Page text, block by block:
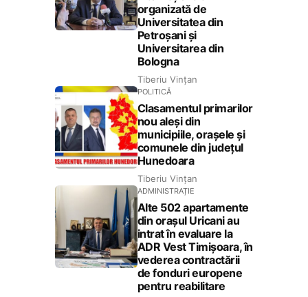
organizată de
Universitatea din
Petroșani și
Universitarea din
Bologna
Tiberiu Vințan
POLITICĂ
Clasamentul primarilor
nou aleși din
municipiile, orașele și
comunele din județul
Hunedoara
Tiberiu Vințan
ADMINISTRAȚIE
Alte 502 apartamente
din orașul Uricani au
intrat în evaluare la
ADR Vest Timișoara, în
vederea contractării
de fonduri europene
pentru reabilitare